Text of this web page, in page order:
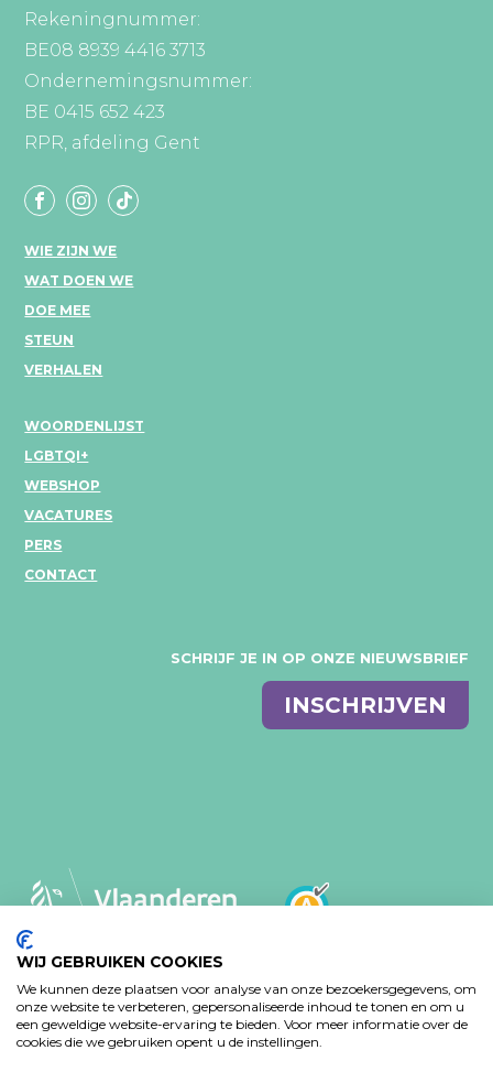
Rekeningnummer:
BE08 8939 4416 3713
Ondernemingsnummer:
BE 0415 652 423
RPR, afdeling Gent
WIE ZIJN WE
WAT DOEN WE
DOE MEE
STEUN
VERHALEN
WOORDENLIJST
LGBTQI+
WEBSHOP
VACATURES
PERS
CONTACT
SCHRIJF JE IN OP ONZE NIEUWSBRIEF
E-
mail
INSCHRIJVEN
MVO-BELEID
PRIVACY VERKLARING
TOEGANKELIJKHEIDSVERKLARING
WIJ GEBRUIKEN COOKIES
We kunnen deze plaatsen voor analyse van onze bezoekersgegevens, om
onze website te verbeteren, gepersonaliseerde inhoud te tonen en om u
een geweldige website-ervaring te bieden. Voor meer informatie over de
cookies die we gebruiken opent u de instellingen.